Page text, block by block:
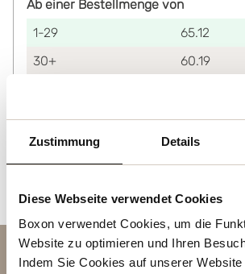
Zustimmung Details
Diese Webseite verwendet Cookies
Boxon verwendet Cookies, um die
Website zu optimieren und Ihren
Indem Sie Cookies auf unserer
Ab einer Bestellmenge von
1-29
65.12
30+
60.19
Status
Auf Lager
Kontakt